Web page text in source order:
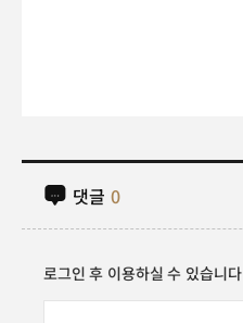
댓글 0
로그인 후 이용하실 수 있습니다